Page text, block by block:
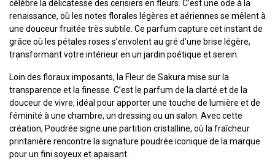
célèbre la délicatesse des cerisiers en fleurs. C’est une ode à la
renaissance, où les notes florales légères et aériennes se mêlent à
une douceur fruitée très subtile. Ce parfum capture cet instant de
grâce où les pétales roses s’envolent au gré d’une brise légère,
transformant votre intérieur en un jardin poétique et serein.
Loin des floraux imposants, la Fleur de Sakura mise sur la
transparence et la finesse. C’est le parfum de la clarté et de la
douceur de vivre, idéal pour apporter une touche de lumière et de
féminité à une chambre, un dressing ou un salon. Avec cette
création, Poudrée signe une partition cristalline, où la fraîcheur
printanière rencontre la signature poudrée iconique de la marque
pour un fini soyeux et apaisant.